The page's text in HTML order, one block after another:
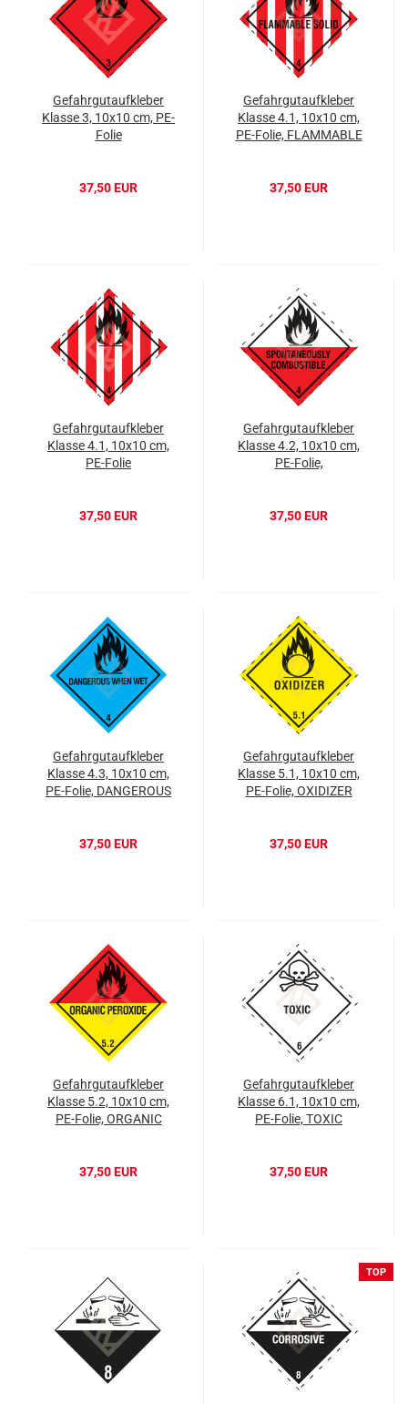
Gefahrgutaufkleber
Klasse 3, 10x10 cm, PE-
Folie
37,50 EUR
Gefahrgutaufkleber
Klasse 4.1, 10x10 cm,
PE-Folie, FLAMMABLE
37,50 EUR
Gefahrgutaufkleber
Klasse 4.1, 10x10 cm,
PE-Folie
37,50 EUR
Gefahrgutaufkleber
Klasse 4.2, 10x10 cm,
PE-Folie,
37,50 EUR
Gefahrgutaufkleber
Klasse 4.3, 10x10 cm,
PE-Folie, DANGEROUS
37,50 EUR
Gefahrgutaufkleber
Klasse 5.1, 10x10 cm,
PE-Folie, OXIDIZER
37,50 EUR
Gefahrgutaufkleber
Klasse 5.2, 10x10 cm,
PE-Folie, ORGANIC
37,50 EUR
Gefahrgutaufkleber
Klasse 6.1, 10x10 cm,
PE-Folie, TOXIC
37,50 EUR
TOP